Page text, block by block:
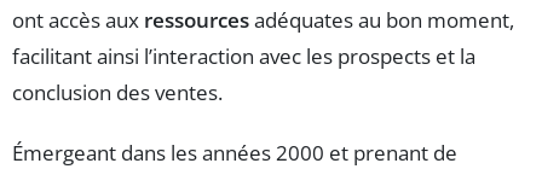
ont accès aux ressourcesadéquates au bon moment,
facilitant ainsi l’interaction avec les prospects et la
conclusion des ventes.
Émergeant dans les années 2000 et prenant de